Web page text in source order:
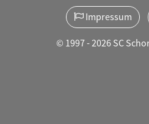
Impressum
© 1997 - 2026 SC